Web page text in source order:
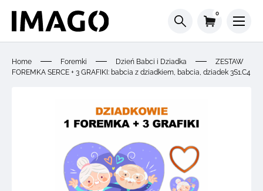
0
Home Foremki Dzień Babci i Dziadka
ZESTAW
FOREMKA SERCE + 3 GRAFIKI: babcia z dziadkiem, babcia, dziadek 3S1.C4